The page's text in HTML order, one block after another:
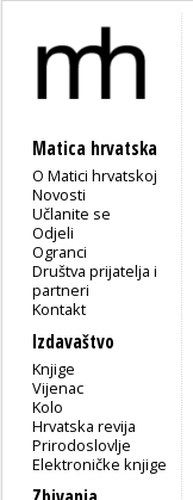
Matica hrvatska
O Matici hrvatskoj
Novosti
Učlanite se
Odjeli
Ogranci
Društva prijatelja i
partneri
Kontakt
Izdavaštvo
Knjige
Vijenac
Kolo
Hrvatska revija
Prirodoslovlje
Elektroničke knjige